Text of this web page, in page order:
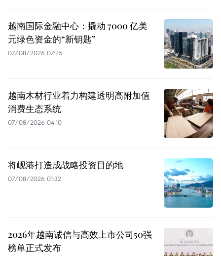
越南国际金融中心：撬动 7000 亿美
元绿色资金的“新钥匙”
07/08/2026 07:25
越南木材行业着力构建透明高附加值
消费生态系统
07/08/2026 04:10
将岘港打造成战略投资目的地
07/08/2026 01:32
2026年越南诚信与高效上市公司50强
榜单正式发布